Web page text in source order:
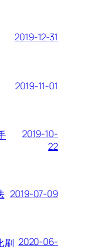
2019-12-31
2019-11-01
2019-10-
22
2019-07-09
刷 2020-06-